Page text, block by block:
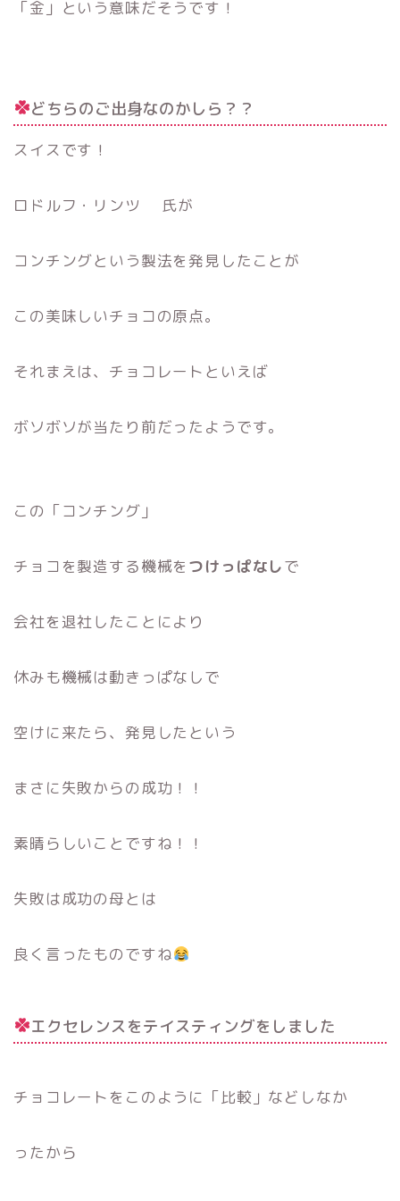
「金」という意味だそうです！
どちらのご出身なのかしら？？
スイスです！
ロドルフ・リンツ 氏が
コンチングという製法を発見したことが
この美味しいチョコの原点。
それまえは、チョコレートといえば
ボソボソが当たり前だったようです。
この「コンチング」
チョコを製造する機械を つけっぱなしで
会社を退社したことにより
休みも機械は動きっぱなしで
空けに来たら、発見したという
まさに失敗からの成功！！
素晴らしいことですね！！
失敗は成功の母とは
良く言ったものですね
エクセレンスをテイスティングをしました
チョコレートをこのように「比較」などしなか
ったから